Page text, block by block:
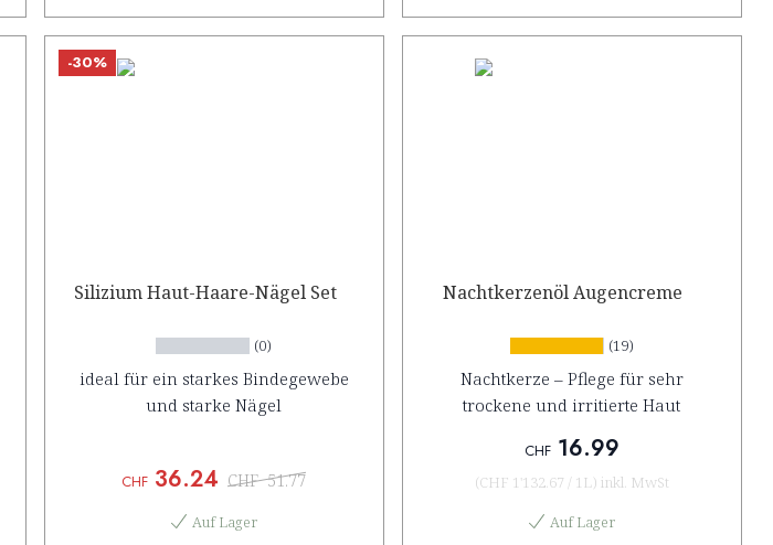
-30%
Silizium Haut-Haare-Nägel Set
(0)
ideal für ein starkes Bindegewebe
und starke Nägel
CHF 36.24 CHF 51.77
Auf Lager
Nachtkerzenöl Augencreme
(19)
Nachtkerze – Pflege für sehr
trockene und irritierte Haut
CHF16.99
(CHF 1'132.67 / 1L) inkl. MwSt
Auf Lager